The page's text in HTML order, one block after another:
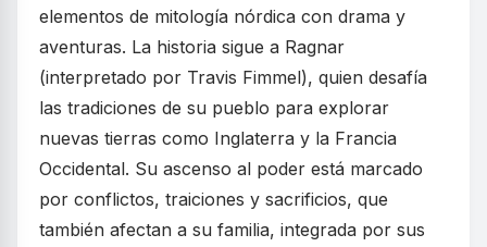
elementos de mitología nórdica con drama y
aventuras. La historia sigue a Ragnar
(interpretado por Travis Fimmel), quien desafía
las tradiciones de su pueblo para explorar
nuevas tierras como Inglaterra y la Francia
Occidental. Su ascenso al poder está marcado
por conflictos, traiciones y sacrificios, que
también afectan a su familia, integrada por sus